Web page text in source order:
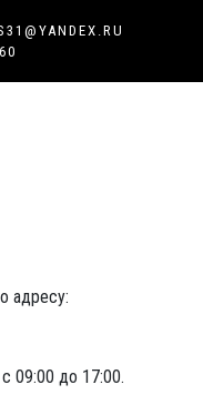
адресу:
09:00 до 17:00.